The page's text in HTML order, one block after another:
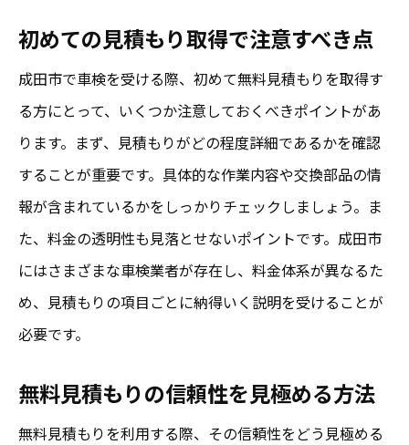
初めての見積もり取得で注意すべき点
成田市で車検を受ける際、初めて無料見積もりを取得す
る方にとって、いくつか注意しておくべきポイントがあ
ります。まず、見積もりがどの程度詳細であるかを確認
することが重要です。具体的な作業内容や交換部品の情
報が含まれているかをしっかりチェックしましょう。ま
た、料金の透明性も見落とせないポイントです。成田市
にはさまざまな車検業者が存在し、料金体系が異なるた
め、見積もりの項目ごとに納得いく説明を受けることが
必要です。
無料見積もりの信頼性を見極める方法
無料見積もりを利用する際、その信頼性をどう見極める